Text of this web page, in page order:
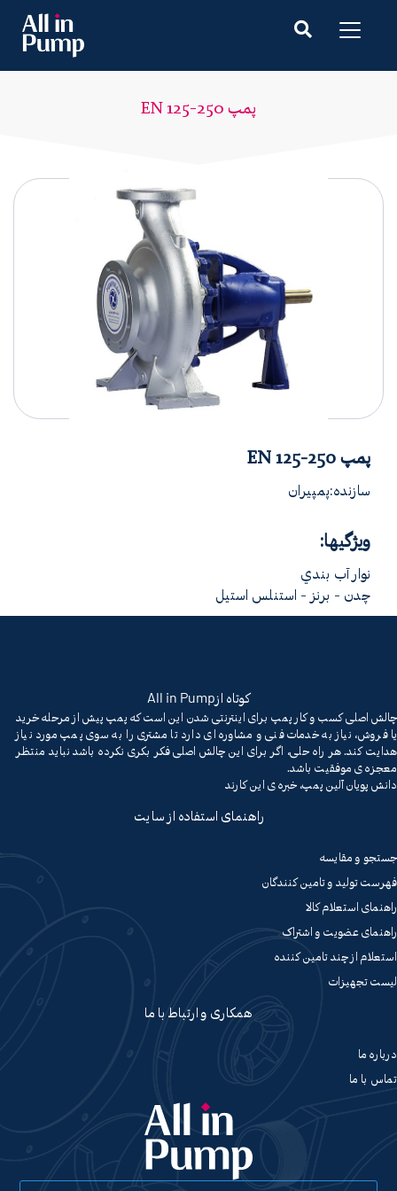
پمپ EN 125-250
پمپ EN 125-250
سازنده:پمپیران
ویژگیها:
نوار آب بندي
چدن - برنز - استنلس استیل
کوتاه ازAll in Pump
چالش اصلی کسب و کار پمپ برای اینترنتی شدن این است که پمپ پیش از مرحله خرید
یا فروش، نیاز به خدمات فنی و مشاوره ای دارد تا مشتری را به سوی پمپ مورد نیاز
هدایت کند. هر راه حلی، اگر برای این چالش اصلی فکر بکری نکرده باشد نباید منتظر
معجزه ی موفقیت باشد.
دانش پویان آلین پمپ، خبره ی این کارند
راهنمای استفاده از سایت
جستجو و مقایسه
فهرست تولید و تامین کنندگان
راهنمای استعلام کالا
راهنمای عضویت و اشتراک
استعلام از چند تامین کننده
لیست تجهیزات
همکاری و ارتباط با ما
درباره ما
تماس با ما